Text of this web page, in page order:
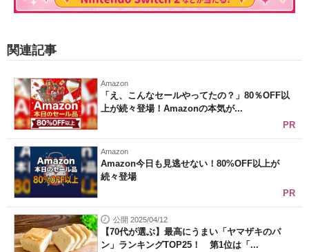
関連記事
Amazon
「え、こんなセールやってたの？」80％OFF以
上が続々登場！Amazonの本気が...
PR
Amazon
Amazon今日も見逃せない！80%OFF以上が
続々登場
PR
公開 2025/04/12
【70代が選ぶ】最高にうまい「ヤマザキのパ
ン」ランキングTOP25！ 第1位は「...